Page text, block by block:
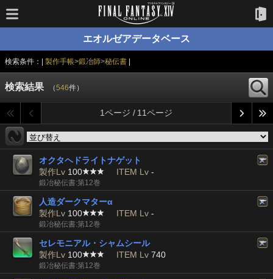
エオルゼアデータベース
検索条件：| 製作手帳>鍛冶師>秘伝書|
検索結果 （546件）
1ページ / 11ページ
オクタヘドライトナゲット
製作Lv 100 ITEM Lv -
鍛冶秘伝書:第12巻
人造ダークマターα
製作Lv 100 ITEM Lv -
鍛冶秘伝書:第12巻
セレモニアル・シャムシール
製作Lv 100 ITEM Lv 740
鍛冶秘伝書:第12巻